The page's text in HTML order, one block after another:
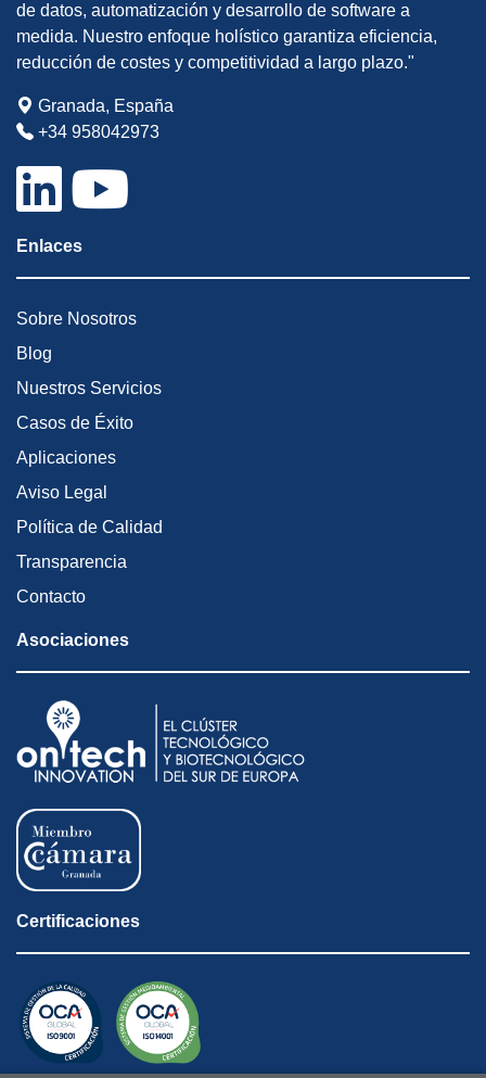
de datos, automatización y desarrollo de software a
medida. Nuestro enfoque holístico garantiza eficiencia,
reducción de costes y competitividad a largo plazo."
Granada, España
+34 958042973
Enlaces
Sobre Nosotros
Blog
Nuestros Servicios
Casos de Éxito
Aplicaciones
Aviso Legal
Política de Calidad
Transparencia
Contacto
Asociaciones
Certificaciones